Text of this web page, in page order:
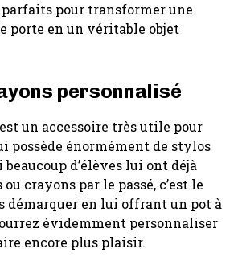
pour transformer une
porte en un véritable objet
personnalisé
un accessoire très utile pour
possède énormément de stylos
beaucoup d’élèves lui ont déjà
crayons par le passé, c’est le
démarquer en lui offrant un pot à
évidemment personnaliser
encore plus plaisir.